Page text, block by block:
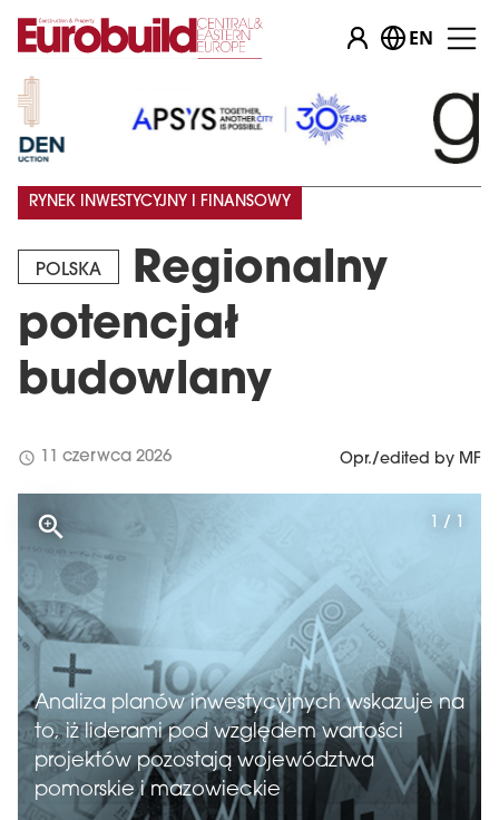
EN
POLSKA
Regionalny
potencjał
budowlany
RYNEK INWESTYCYJNY I FINANSOWY
schedule 11 czerwca 2026 Opr./edited by MF
Analiza planów inwestycyjnych wskazuje na
to, iż liderami pod względem wartości
projektów pozostają województwa
pomorskie i mazowieckie
1 / 1